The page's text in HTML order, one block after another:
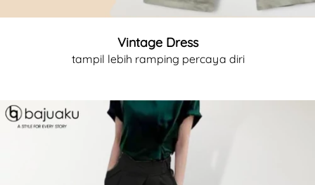
Vintage Dress
tampil lebih ramping percaya diri